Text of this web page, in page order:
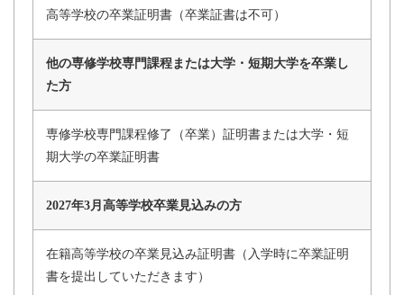
高等学校の卒業証明書（卒業証書は不可）
他の専修学校専門課程または大学・短期大学を卒業し
た方
専修学校専門課程修了（卒業）証明書または大学・短
期大学の卒業証明書
2027年3月高等学校卒業見込みの方
在籍高等学校の卒業見込み証明書（入学時に卒業証明
書を提出していただきます）